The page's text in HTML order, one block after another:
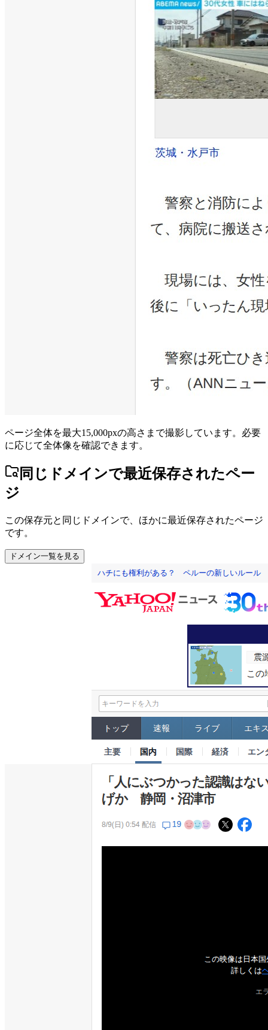
ページ全体を最大15,000pxの高さまで撮影しています。必要
に応じて全体像を確認できます。
同じドメインで最近保存されたペー
ジ
この保存元と同じドメインで、ほかに最近保存されたページ
です。
ドメイン一覧を見る